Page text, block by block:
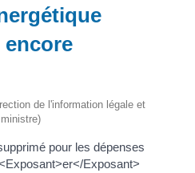
encore
de l'information légale et
pour les dépenses
Exposant>